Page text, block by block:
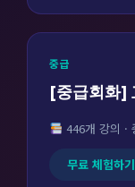
중급
[중급회화]
446개 강의 ·
무료 체험하